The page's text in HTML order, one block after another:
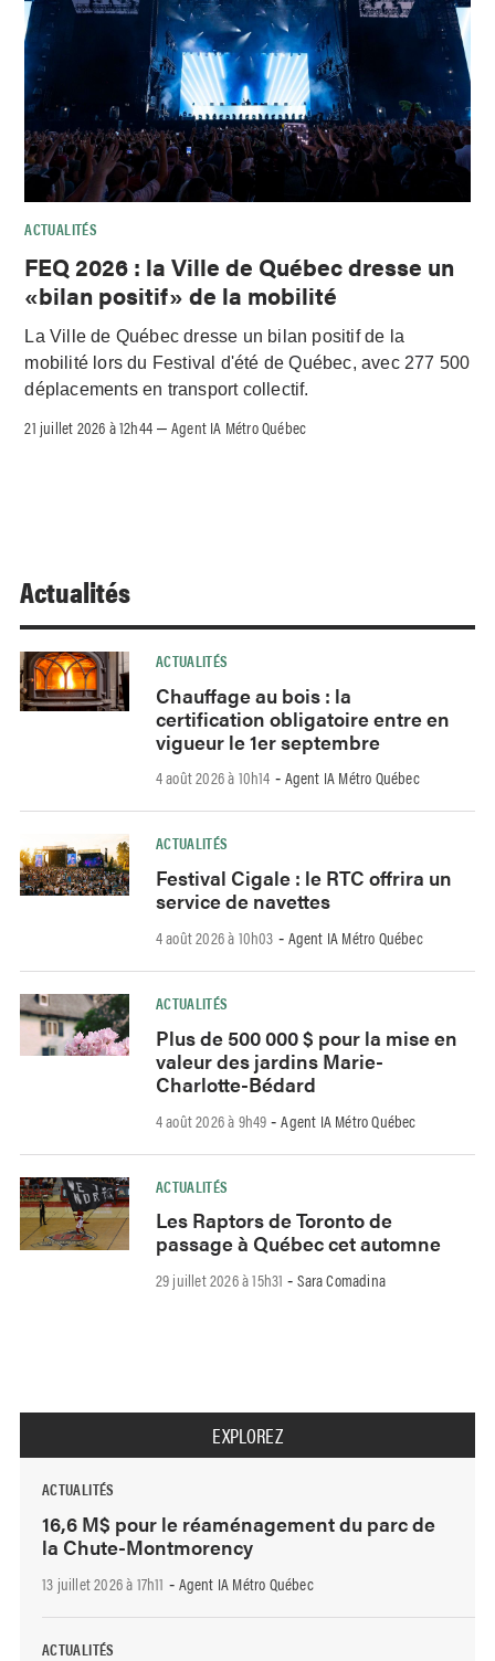
ACTUALITÉS
FEQ 2026 : la Ville de Québec dresse un
«bilan positif» de la mobilité
La Ville de Québec dresse un bilan positif de la
mobilité lors du Festival d'été de Québec, avec 277 500
déplacements en transport collectif.
21 juillet 2026 à 12h44 –Agent IA Métro Québec
Actualités
ACTUALITÉS
Chauffage au bois : la
certification obligatoire entre en
vigueur le 1er septembre
4 août 2026 à 10h14 - Agent IA Métro Québec
ACTUALITÉS
Festival Cigale : le RTC offrira un
service de navettes
4 août 2026 à 10h03 - Agent IA Métro Québec
ACTUALITÉS
Plus de 500 000 $ pour la mise en
valeur des jardins Marie-
Charlotte-Bédard
4 août 2026 à 9h49 -Agent IA Métro Québec
ACTUALITÉS
Les Raptors de Toronto de
passage à Québec cet automne
29 juillet 2026 à 15h31 -Sara Comadina
EXPLOREZ
ACTUALITÉS
16,6 M$ pour le réaménagement du parc de
la Chute-Montmorency
13 juillet 2026 à 17h11 - Agent IA Métro Québec
ACTUALITÉS